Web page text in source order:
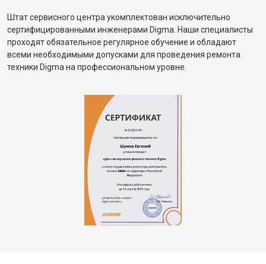
Штат сервисного центра укомплектован исключительно
сертифицированными инженерами Digma. Наши специалисты
проходят обязательное регулярное обучение и обладают
всеми необходимыми допусками для проведения ремонта
техники Digma на профессиональном уровне.